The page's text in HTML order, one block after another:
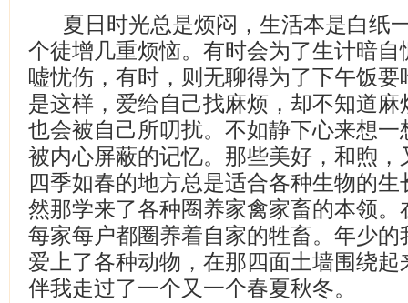
夏日时光总是烦闷，生活本是白纸
个徒增几重烦恼。有时会为了生计暗
嘘忧伤，有时，则无聊得为了下午饭
是这样，爱给自己找麻烦，却不知道
也会被自己所叨扰。不如静下心来想
被内心屏蔽的记忆。那些美好，和煦
四季如春的地方总是适合各种生物的
然那学来了各种圈养家禽家畜的本领
每家每户都圈养着自家的牲畜。年少
爱上了各种动物，在那四面土墙围绕
伴我走过了一个又一个春夏秋冬。